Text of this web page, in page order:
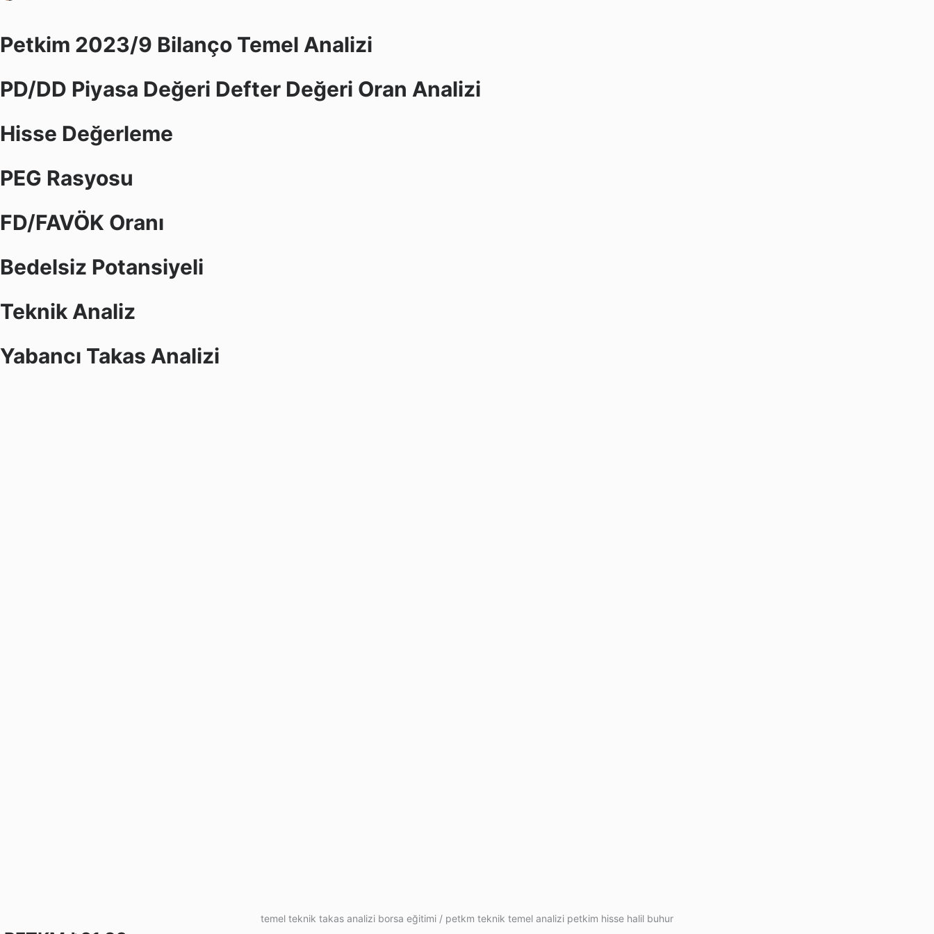
Petkim 2023/9 Bilanço Temel Analizi
PD/DD Piyasa Değeri Defter Değeri Oran Analizi
Hisse Değerleme
PEG Rasyosu
FD/FAVÖK Oranı
Bedelsiz Potansiyeli
Teknik Analiz
Yabancı Takas Analizi
temel teknik takas analizi borsa eğitimi / petkm teknik temel analizi petkim hisse halil buhur